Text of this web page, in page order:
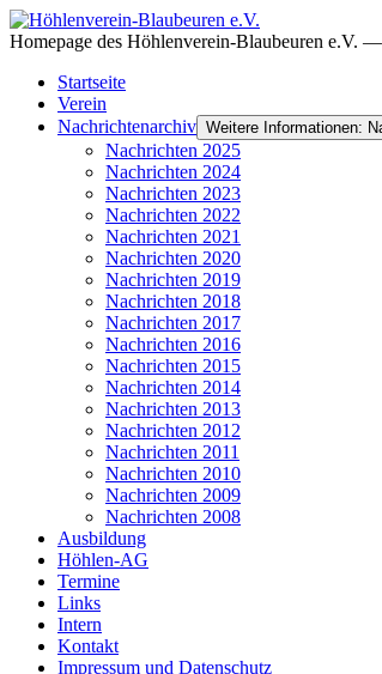
Homepage des Höhlenverein-Blaubeuren e.V.
Startseite
Verein
Nachrichtenarchiv Weitere Informationen:
Nachrichten 2025
Nachrichten 2024
Nachrichten 2023
Nachrichten 2022
Nachrichten 2021
Nachrichten 2020
Nachrichten 2019
Nachrichten 2018
Nachrichten 2017
Nachrichten 2016
Nachrichten 2015
Nachrichten 2014
Nachrichten 2013
Nachrichten 2012
Nachrichten 2011
Nachrichten 2010
Nachrichten 2009
Nachrichten 2008
Ausbildung
Höhlen-AG
Termine
Links
Intern
Kontakt
Impressum und Datenschutz